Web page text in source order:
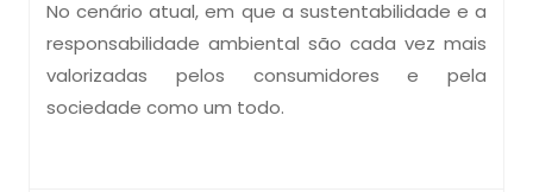
No cenário atual, em que a sustentabilidade e a
responsabilidade ambiental são cada vez mais
valorizadas pelos consumidores e pela
sociedade como um todo.